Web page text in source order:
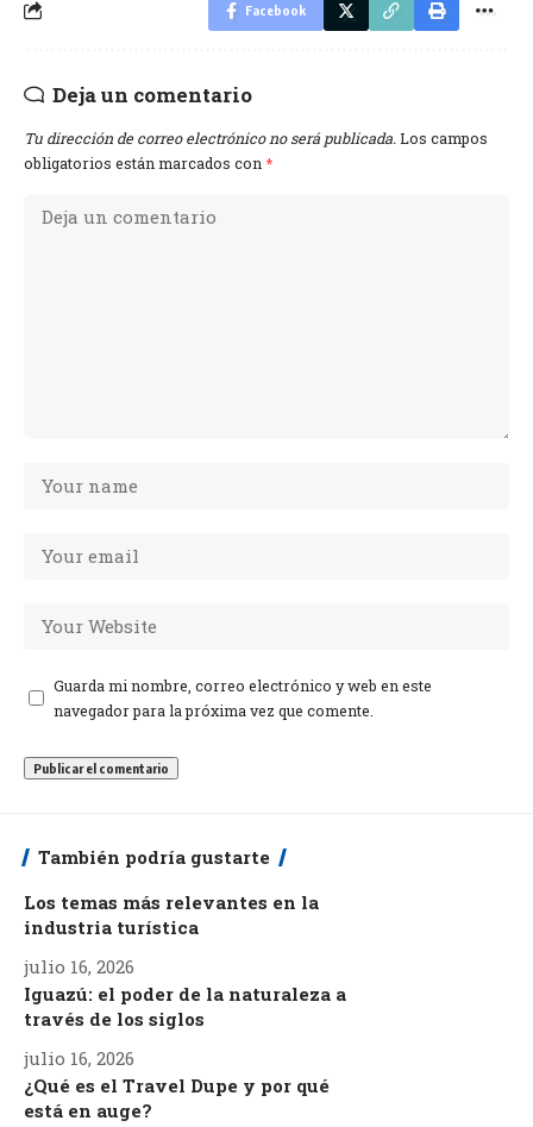
Facebook
Deja un comentario
Tu dirección de correo electrónico no será publicada. Los campos
obligatorios están marcados con *
Guarda mi nombre, correo electrónico y web en este
navegador para la próxima vez que comente.
También podría gustarte
Los temas más relevantes en la
industria turística
julio 16, 2026
Iguazú: el poder de la naturaleza a
través de los siglos
julio 16, 2026
¿Qué es el Travel Dupe y por qué
está en auge?